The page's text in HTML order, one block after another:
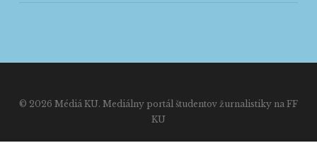
© 2026 Médiá KU. Mediálny portál študentov žurnalistiky na FF
KU